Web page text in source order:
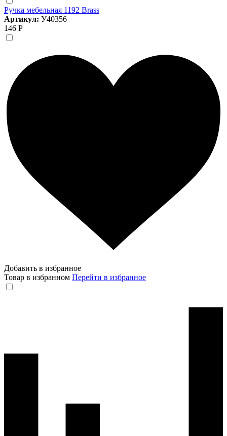
Ручка мебельная 1192 Brass
Артикул: У40356
146 Р
Добавить в избранное
Товар в избранном Перейти в избранное